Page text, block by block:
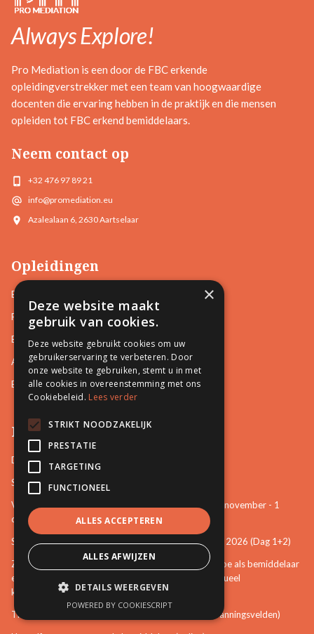
Always Explore!
Pro Mediation is een door de FBC erkende
opleidingverstrekker met een team van hoogwaardige
docenten die ervaring hebben in de praktijk en die mensen
opleiden tot FBC erkend bemiddelaars.
Neem contact op
+32 476 97 89 21
info@promediation.eu
Azalealaan 6, 2630 Aartselaar
Opleidingen
Basisopleidingen
Familiale Bemiddeling
Burgerlijke en Handelszaken
Arbeidsrelaties en Sociale zaken
Bemiddeling in Bestuurszaken
Permanente vorming
De startbasis als erkend bemiddelaar (online)
Starten als bemiddelaar na mijn opleiding
Vertrouwenspersoon van de stem van het kind - 30-november - 1
december 2026 (Dag 3+4)
Stem van het kind en mattenspel - 18+19 november 2026 (Dag 1+2)
Zien, weten, handelen: een eerste verkenning over hoe als bemiddelaar
een bijdrage te leveren aan het voorkomen van seksueel
kindermisbruik (online)
The Art of Mediation Leadership (Leiderschap in spanningsvelden)
×
Deze website maakt
gebruik van cookies.
Deze website gebruikt cookies om uw
gebruikerservaring te verbeteren. Door
onze website te gebruiken, stemt u in met
alle cookies in overeenstemming met ons
Cookiebeleid. Lees verder
STRIKT NOODZAKELIJK
PRESTATIE
TARGETING
FUNCTIONEEL
ALLES ACCEPTEREN
ALLES AFWIJZEN
DETAILS WEERGEVEN
POWERED BY COOKIESCRIPT